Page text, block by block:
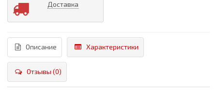
Доставка
Описание Характеристики
Отзывы (0)